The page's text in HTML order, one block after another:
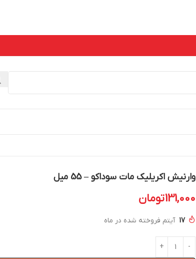
وارنیش اکریلیک مات سوداکو – 55 میل
131,000تومان
17 آیتم فروخته شده در ماه